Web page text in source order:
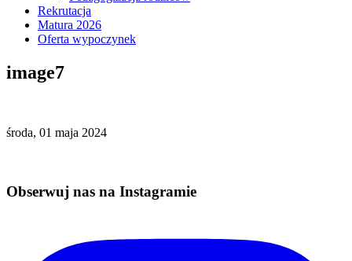
Rekrutacja
Matura 2026
Oferta wypoczynek
image7
środa, 01 maja 2024
Obserwuj nas na Instagramie